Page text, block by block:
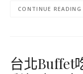
CONTINUE READING
台北Buffet